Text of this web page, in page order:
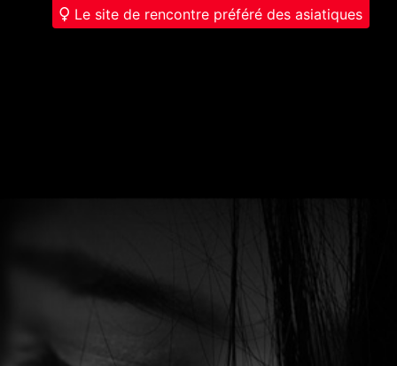
Le site de rencontre préféré des asiatiques